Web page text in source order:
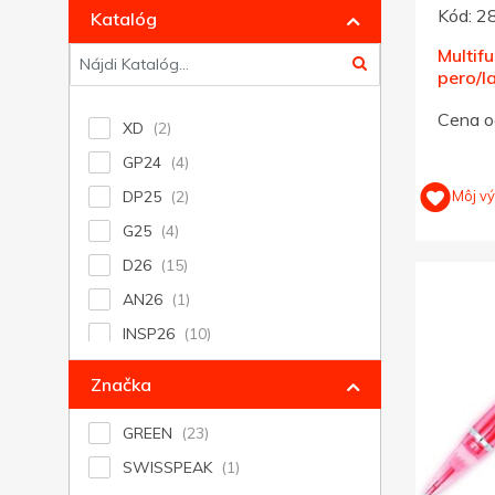
Šedá
Žltá
Prírodná, khaki
Viacfarebná
vínová (bordó)
Katalóg
XD
GP24
DP25
G25
D26
AN26
INSP26
XD26
GP26
Značka
GREEN
SWISSPEAK
Kód:
pero/
Cena
Môj